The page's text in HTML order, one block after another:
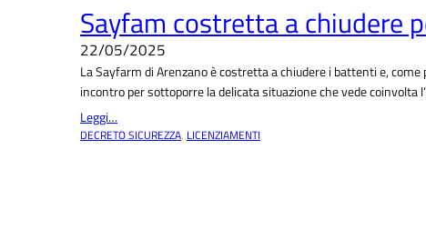
Sayfam costretta a chiudere
22/05/2025
La Sayfarm di Arenzano è costretta a chiudere i battenti e,
incontro per sottoporre la delicata situazione che vede coinvolta
Leggi…
DECRETO SICUREZZA, LICENZIAMENTI